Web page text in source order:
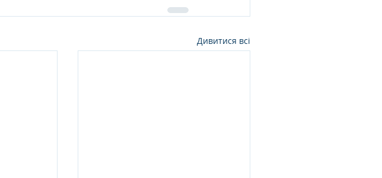
Дивитися всі